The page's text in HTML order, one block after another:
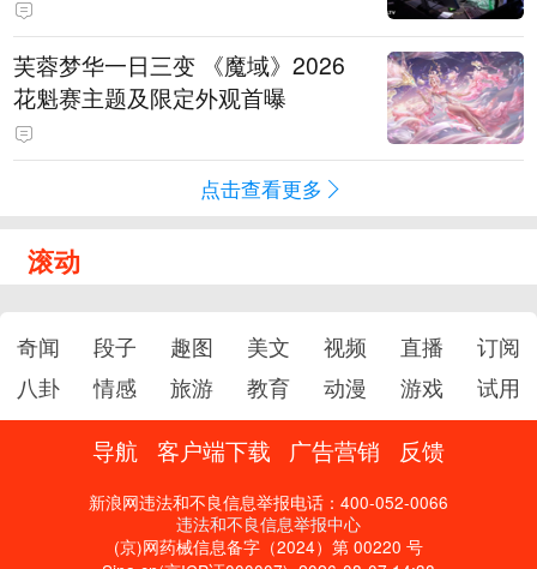
芙蓉梦华一日三变 《魔域》2026
花魁赛主题及限定外观首曝
点击查看更多
滚动
奇闻 段子 趣图 美文 视频 直播
订阅
八卦
情感 旅游 教育 动漫 游戏 试用
导航 客户端下载 广告营销 反馈
新浪网违法和不良信息举报电话：400-052-0066
违法和不良信息举报中心
(京)网药械信息备字（2024）第 00220 号